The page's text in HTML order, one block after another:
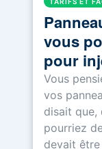
TARIFS ET
vous
pour
Vous
vos
disait que,
pourriez
devait être